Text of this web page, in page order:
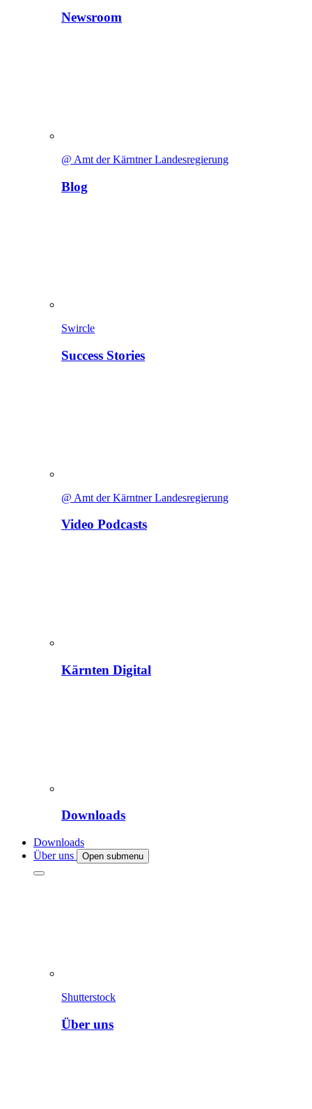
Newsroom
@ Amt der Kärntner Landesregierung
Blog
Swircle
Success Stories
@ Amt der Kärntner Landesregierung
Video Podcasts
Kärnten Digital
Downloads
Downloads
Über uns
Open submenu
Shutterstock
Über uns